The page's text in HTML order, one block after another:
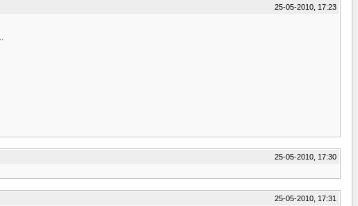
25-05-2010, 17:23
25-05-2010, 17:30
25-05-2010, 17:31